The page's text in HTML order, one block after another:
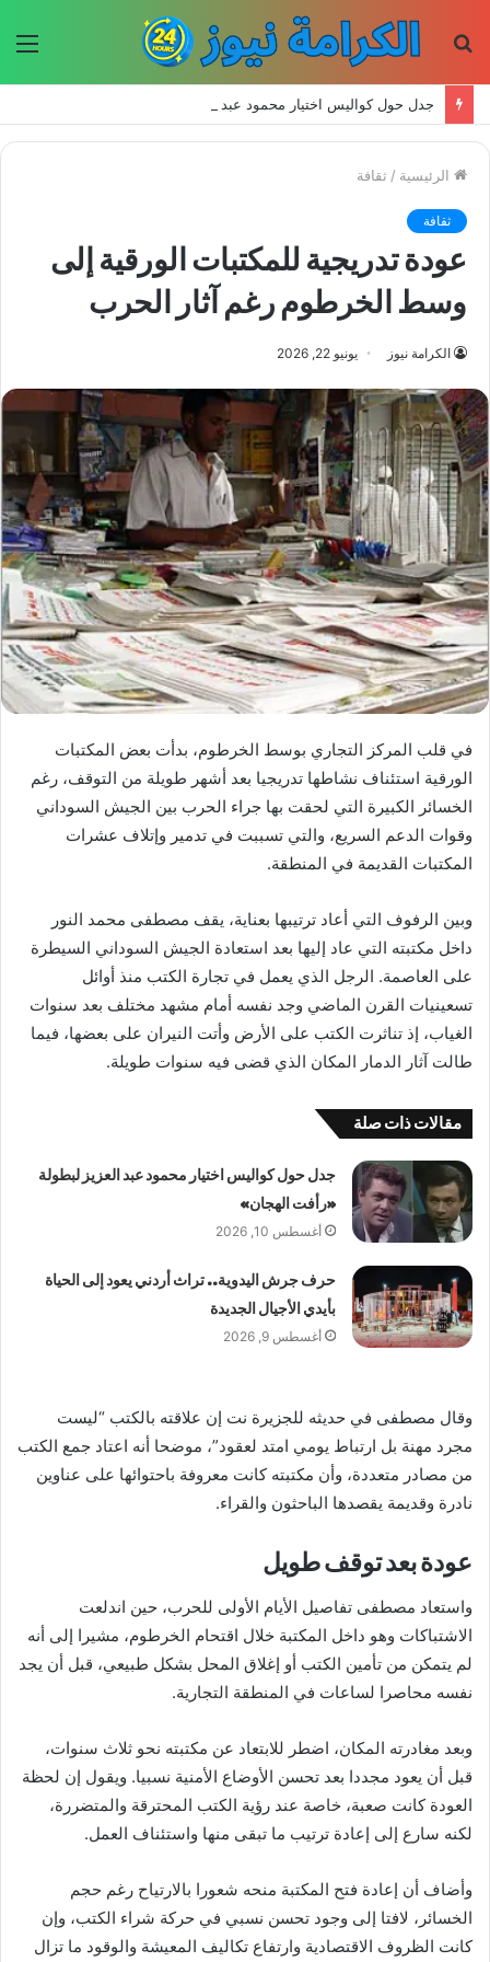
جدل حول كواليس اختيار محمود عبد العزيز لبطولة «رأفت الهجان»
الرئيسية / ثقافة
ثقافة
عودة تدريجية للمكتبات الورقية إلى
وسط الخرطوم رغم آثار الحرب
الكرامة نيوز يونيو 22, 2026
في قلب المركز التجاري بوسط الخرطوم، بدأت بعض المكتبات
الورقية استئناف نشاطها تدريجيا بعد أشهر طويلة من التوقف، رغم
الخسائر الكبيرة التي لحقت بها جراء الحرب بين الجيش السوداني
وقوات الدعم السريع، والتي تسببت في تدمير وإتلاف عشرات
المكتبات القديمة في المنطقة.
وبين الرفوف التي أعاد ترتيبها بعناية، يقف مصطفى محمد النور
داخل مكتبته التي عاد إليها بعد استعادة الجيش السوداني السيطرة
على العاصمة. الرجل الذي يعمل في تجارة الكتب منذ أوائل
تسعينيات القرن الماضي وجد نفسه أمام مشهد مختلف بعد سنوات
الغياب، إذ تناثرت الكتب على الأرض وأتت النيران على بعضها، فيما
طالت آثار الدمار المكان الذي قضى فيه سنوات طويلة.
مقالات ذات صلة
جدل حول كواليس اختيار محمود عبد العزيز لبطولة
«رأفت الهجان»
أغسطس 10, 2026
حرف جرش اليدوية.. تراث أردني يعود إلى الحياة
بأيدي الأجيال الجديدة
أغسطس 9, 2026
وقال مصطفى في حديثه للجزيرة نت إن علاقته بالكتب “ليست
مجرد مهنة بل ارتباط يومي امتد لعقود”، موضحا أنه اعتاد جمع الكتب
من مصادر متعددة، وأن مكتبته كانت معروفة باحتوائها على عناوين
نادرة وقديمة يقصدها الباحثون والقراء.
عودة بعد توقف طويل
واستعاد مصطفى تفاصيل الأيام الأولى للحرب، حين اندلعت
الاشتباكات وهو داخل المكتبة خلال اقتحام الخرطوم، مشيرا إلى أنه
لم يتمكن من تأمين الكتب أو إغلاق المحل بشكل طبيعي، قبل أن يجد
نفسه محاصرا لساعات في المنطقة التجارية.
وبعد مغادرته المكان، اضطر للابتعاد عن مكتبته نحو ثلاث سنوات،
قبل أن يعود مجددا بعد تحسن الأوضاع الأمنية نسبيا. ويقول إن لحظة
العودة كانت صعبة، خاصة عند رؤية الكتب المحترقة والمتضررة،
لكنه سارع إلى إعادة ترتيب ما تبقى منها واستئناف العمل.
وأضاف أن إعادة فتح المكتبة منحه شعورا بالارتياح رغم حجم
الخسائر، لافتا إلى وجود تحسن نسبي في حركة شراء الكتب، وإن
كانت الظروف الاقتصادية وارتفاع تكاليف المعيشة والوقود ما تزال